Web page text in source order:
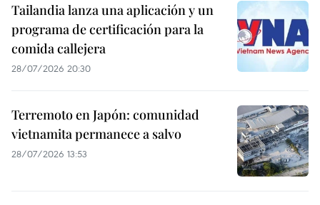
Tailandia lanza una aplicación y un
programa de certificación para la
comida callejera
28/07/2026 20:30
Terremoto en Japón: comunidad
vietnamita permanece a salvo
28/07/2026 13:53